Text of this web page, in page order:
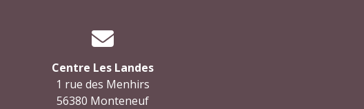
Centre Les Landes
1 rue des Menhirs
56380 Monteneuf